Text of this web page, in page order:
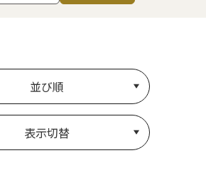
並び順
表示切替